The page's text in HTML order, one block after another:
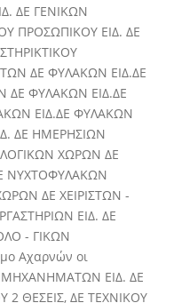
ΔΕ ΓΕΝΙΚΩΝ
ΠΡΟΣΩΠΙΚΟΥ ΕΙΔ. ΔΕ
ΔΕ ΦΥΛΑΚΩΝ ΕΙΔ.ΔΕ
ΦΥΛΑΚΩΝ ΕΙΔ.ΔΕ
ΕΙΔ.ΔΕ ΦΥΛΑΚΩΝ
ΔΕ ΗΜΕΡΗΣΙΩΝ
ΧΩΡΩΝ ΔΕ
ΝΥΧΤΟΦΥΛΑΚΩΝ
ΔΕ ΧΕΙΡΙΣΤΩΝ -
ΕΙΔ. ΔΕ
- ΓΙΚΩΝ
Αχαρνών οι
ΜΗΧΑΝΗΜΑΤΩΝ ΕΙΔ. ΔΕ
ΘΕΣΕΙΣ, ΔΕ ΤΕΧΝΙΚΟΥ